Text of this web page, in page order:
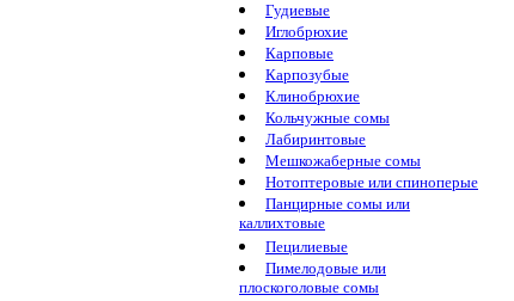
Гудиевые
Иглобрюхие
Карповые
Карпозубые
Клинобрюхие
Кольчужные сомы
Лабиринтовые
Мешкожаберные сомы
Нотоптеровые или спиноперые
Панцирные сомы или
каллихтовые
Пецилиевые
Пимелодовые или
плоскоголовые сомы